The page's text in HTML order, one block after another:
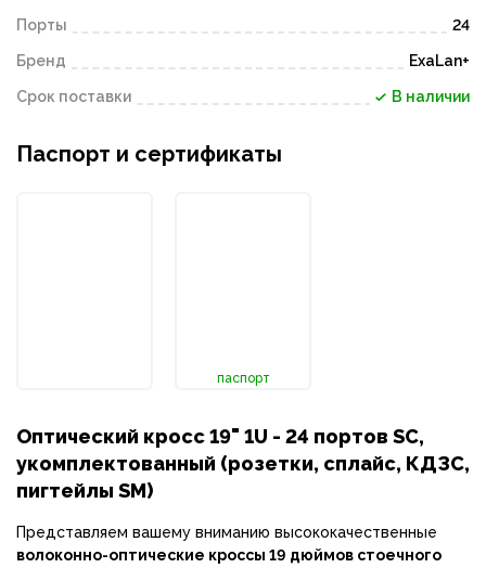
Порты 24
Бренд ExaLan+
Срок поставки В наличии
Паспорт и сертификаты
паспорт
Оптический кросс 19" 1U - 24 портов SC,
укомплектованный (розетки, сплайс, КДЗС,
пигтейлы SM)
Представляем вашему вниманию высококачественные
волоконно-оптические кроссы 19 дюймов стоечного